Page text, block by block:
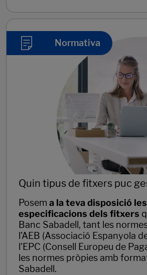
Normativa
Quin tipus de fitxers puc
Posem a la teva disposició les
especificacions dels fitxers
Banc Sabadell, tant les
l’AEB (Associació Espanyola
l'EPC (Consell Europeu de
les normes pròpies amb
Sabadell.